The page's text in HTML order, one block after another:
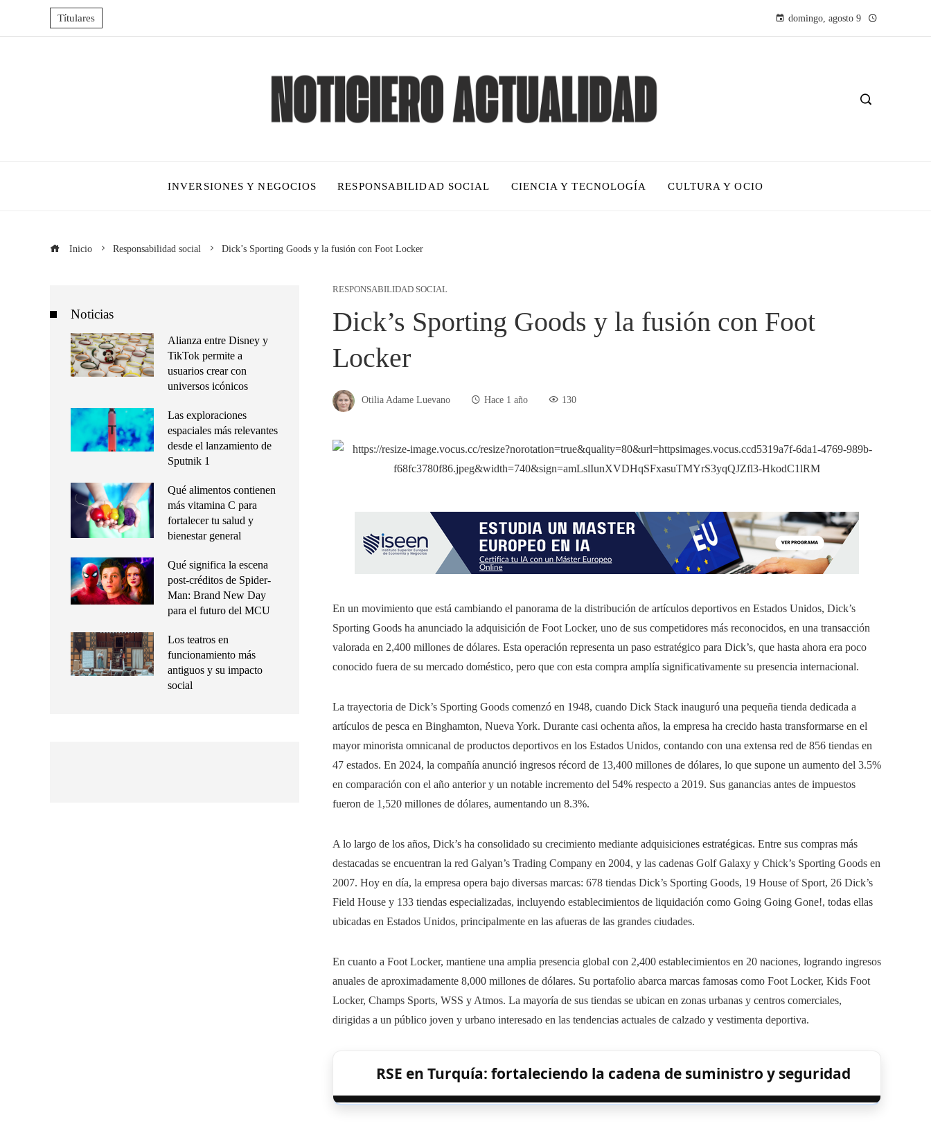
Títulares domingo, agosto 9
INVERSIONES Y NEGOCIOS RESPONSABILIDAD SOCIAL CIENCIA Y TECNOLOGÍA CULTURA Y OCIO
Inicio Responsabilidad social Dick’s Sporting Goods y la fusión con Foot Locker
RESPONSABILIDAD SOCIAL
Dick’s Sporting Goods y la fusión con Foot
Locker
Otilia Adame Luevano Hace 1 año 130
En un movimiento que está cambiando el panorama de la distribución de artículos deportivos en Estados Unidos, Dick’s
Sporting Goods ha anunciado la adquisición de Foot Locker, uno de sus competidores más reconocidos, en una transacción
valorada en 2,400 millones de dólares. Esta operación representa un paso estratégico para Dick’s, que hasta ahora era poco
conocido fuera de su mercado doméstico, pero que con esta compra amplía significativamente su presencia internacional.
La trayectoria de Dick’s Sporting Goods comenzó en 1948, cuando Dick Stack inauguró una pequeña tienda dedicada a
artículos de pesca en Binghamton, Nueva York. Durante casi ochenta años, la empresa ha crecido hasta transformarse en el
mayor minorista omnicanal de productos deportivos en los Estados Unidos, contando con una extensa red de 856 tiendas en
47 estados. En 2024, la compañía anunció ingresos récord de 13,400 millones de dólares, lo que supone un aumento del 3.5%
en comparación con el año anterior y un notable incremento del 54% respecto a 2019. Sus ganancias antes de impuestos
fueron de 1,520 millones de dólares, aumentando un 8.3%.
A lo largo de los años, Dick’s ha consolidado su crecimiento mediante adquisiciones estratégicas. Entre sus compras más
destacadas se encuentran la red Galyan’s Trading Company en 2004, y las cadenas Golf Galaxy y Chick’s Sporting Goods en
2007. Hoy en día, la empresa opera bajo diversas marcas: 678 tiendas Dick’s Sporting Goods, 19 House of Sport, 26 Dick’s
Field House y 133 tiendas especializadas, incluyendo establecimientos de liquidación como Going Going Gone!, todas ellas
ubicadas en Estados Unidos, principalmente en las afueras de las grandes ciudades.
En cuanto a Foot Locker, mantiene una amplia presencia global con 2,400 establecimientos en 20 naciones, logrando ingresos
anuales de aproximadamente 8,000 millones de dólares. Su portafolio abarca marcas famosas como Foot Locker, Kids Foot
Locker, Champs Sports, WSS y Atmos. La mayoría de sus tiendas se ubican en zonas urbanas y centros comerciales,
dirigidas a un público joven y urbano interesado en las tendencias actuales de calzado y vestimenta deportiva.
RSE en Turquía: fortaleciendo la cadena de suministro y seguridad
Noticias
Alianza entre Disney y
TikTok permite a
usuarios crear con
universos icónicos
Las exploraciones
espaciales más relevantes
desde el lanzamiento de
Sputnik 1
Qué alimentos contienen
más vitamina C para
fortalecer tu salud y
bienestar general
Qué significa la escena
post-créditos de Spider-
Man: Brand New Day
para el futuro del MCU
Los teatros en
funcionamiento más
antiguos y su impacto
social